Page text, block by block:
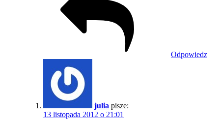
Odpowiedz
julia pisze:
13 listopada 2012 o 21:01